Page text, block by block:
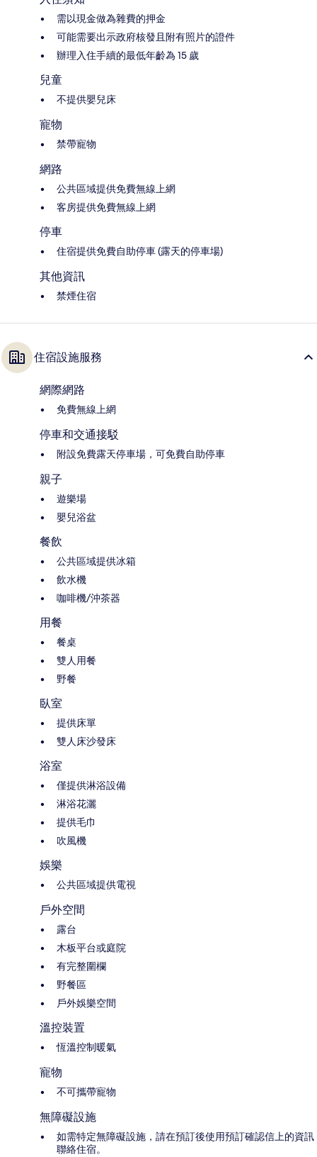
需以現金做為雜費的押金
可能需要出示政府核發且附有照片的證件
辦理入住手續的最低年齡為 15 歲
兒童
不提供嬰兒床
寵物
禁帶寵物
網路
公共區域提供免費無線上網
客房提供免費無線上網
停車
住宿提供免費自助停車 (露天的停車場)
其他資訊
禁煙住宿
住宿設施服務
網際網路
免費無線上網
停車和交通接駁
附設免費露天停車場，可免費自助停車
親子
遊樂場
嬰兒浴盆
餐飲
公共區域提供冰箱
飲水機
咖啡機/沖茶器
用餐
餐桌
雙人用餐
野餐
臥室
提供床單
雙人床沙發床
浴室
僅提供淋浴設備
淋浴花灑
提供毛巾
吹風機
娛樂
公共區域提供電視
戶外空間
露台
木板平台或庭院
有完整圍欄
野餐區
戶外娛樂空間
溫控裝置
恆溫控制暖氣
寵物
不可攜帶寵物
無障礙設施
如需特定無障礙設施，請在預訂後使用預訂確認信上的資訊
聯絡住宿。